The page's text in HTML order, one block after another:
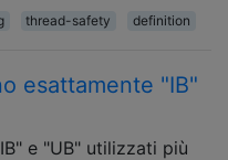
thread-safety definition
esattamente "IB"
e "UB" utilizzati più